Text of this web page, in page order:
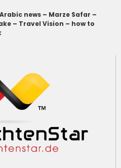
Arabic news – Marze Safar –
– Travel Vision – how to